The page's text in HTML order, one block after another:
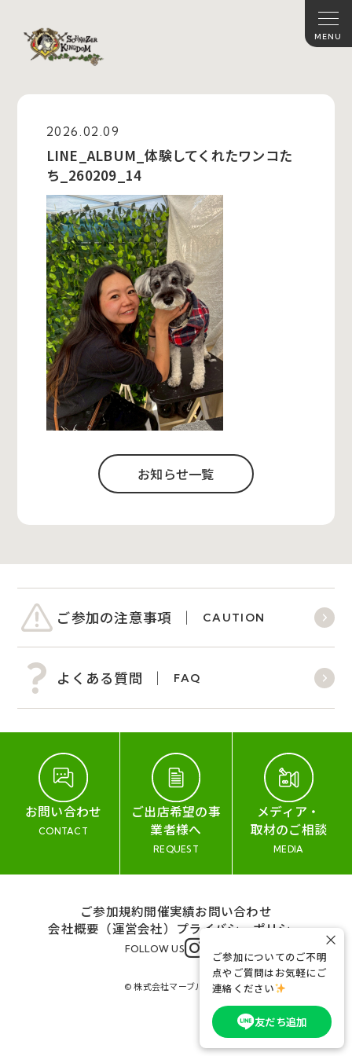
2026.02.09
LINE_ALBUM_体験してくれたワンコた
ち_260209_14
お知らせ一覧
ご参加の注意事項 CAUTION
よくある質問 FAQ
お問い合わせ
CONTACT
ご出店希望の事
業者様へ
REQUEST
メディア・
取材のご相談
MEDIA
ご参加規約開催実績お問い合わせ
会社概要（運営会社） プライバシーポリシー
FOLLOW US
© 株式会社マーブル&コー
ご参加についてのご不明
点やご質問はお気軽にご
連絡ください
友だち追加
×